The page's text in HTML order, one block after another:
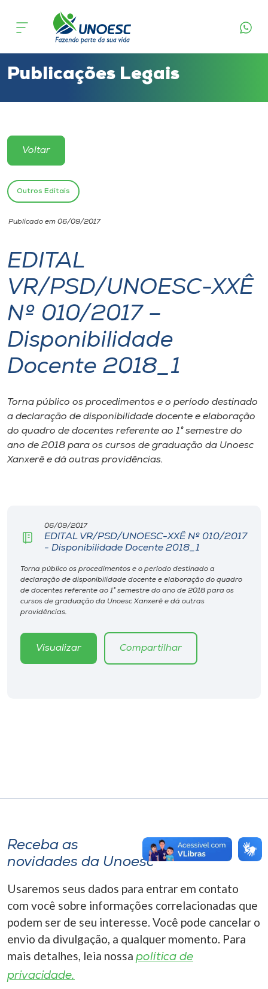
Cursos
Atendimento ao Estudante
Portal de Ensino
Unoesc
Internacionalização
I.nova
Diplomados
Cultura
CPA
Biblioteca
Museu
Unoesc
Store
Selecione
o idioma
Publicações Legais
Voltar
Outros Editais
Publicado em 06/09/2017
EDITAL
VR/PSD/UNOESC-XXÊ
Nº 010/2017 –
Disponibilidade
Docente 2018_1
Torna público os procedimentos e o período destinado
a declaração de disponibilidade docente e elaboração
do quadro de docentes referente ao 1° semestre do
ano de 2018 para os cursos de graduação da Unoesc
Xanxerê e dá outras providências.
06/09/2017
EDITAL VR/PSD/UNOESC-XXÊ Nº 010/2017
- Disponibilidade Docente 2018_1
Torna público os procedimentos e o período destinado a
declaração de disponibilidade docente e elaboração do quadro
de docentes referente ao 1° semestre do ano de 2018 para os
cursos de graduação da Unoesc Xanxerê e dá outras
providências.
Visualizar Compartilhar
Receba as
novidades da Unoesc
Usaremos seus dados para entrar em contato
com você sobre informações correlacionadas que
podem ser de seu interesse. Você pode cancelar o
envio da divulgação, a qualquer momento. Para
mais detalhes, leia nossa política de
privacidade.